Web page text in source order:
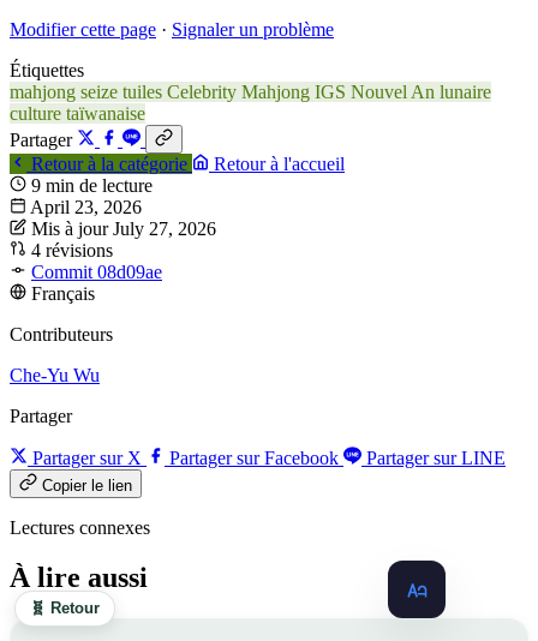
Modifier cette page · Signaler un problème
Étiquettes
mahjong seize tuiles Celebrity Mahjong IGS Nouvel An lunaire
culture taïwanaise
Partager
Retour à la catégorie
Retour à l'accueil
9 min de lecture
April 23, 2026
Mis à jour July 27, 2026
4 révisions
Commit 08d09ae
Français
Contributeurs
Che-Yu Wu
Partager
Partager sur X Partager sur Facebook Partager sur LINE
Copier le lien
Lectures connexes
À lire aussi
🧬 Retour